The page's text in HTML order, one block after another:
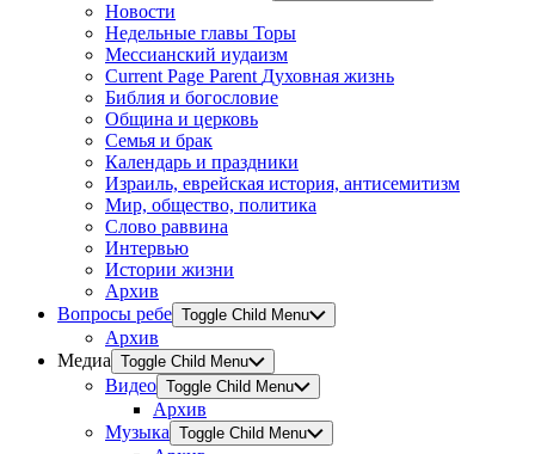
Новости
Недельные главы Торы
Мессианский иудаизм
Current Page Parent Духовная жизнь
Библия и богословие
Община и церковь
Семья и брак
Календарь и праздники
Израиль, еврейская история, антисемитизм
Мир, общество, политика
Слово раввина
Интервью
Истории жизни
Архив
Вопросы ребе Toggle Child Menu
Архив
Медиа Toggle Child Menu
Видео Toggle Child Menu
Архив
Музыка Toggle Child Menu